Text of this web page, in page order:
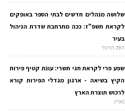
שלושה מנהלים חדשים לבתי הספר באופקים
לקראת תשפ"ז: ככה מתרחבת שדרת הניהול
בעיר
דופק החינוך
שפע פרי לקראת חגי תשרי: עונת קטיף פירות
הקיץ בשיאה - ארגון מגדלי הפירות קורא
לרכוש תוצרת הארץ
בארץ